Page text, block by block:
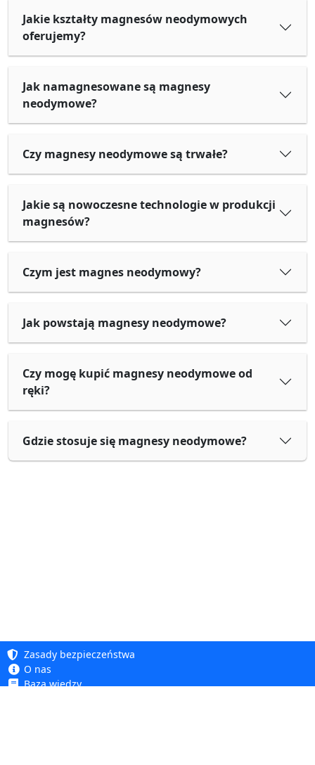
Jakie kształty magnesów neodymowych
oferujemy?
Jak namagnesowane są magnesy
neodymowe?
Czy magnesy neodymowe są trwałe?
Jakie są nowoczesne technologie w produkcji
magnesów?
Czym jest magnes neodymowy?
Jak powstają magnesy neodymowe?
Czy mogę kupić magnesy neodymowe od
ręki?
Gdzie stosuje się magnesy neodymowe?
Zasady bezpieczeństwa
O nas
Baza wiedzy